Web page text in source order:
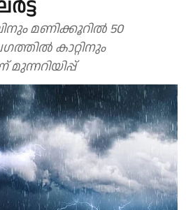
മണിക്കൂറിൽ 50
കാറ്റിനും